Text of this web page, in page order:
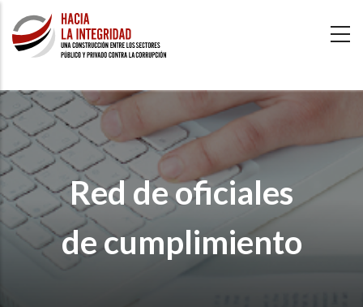
main
Red de oficiales
de cumplimiento